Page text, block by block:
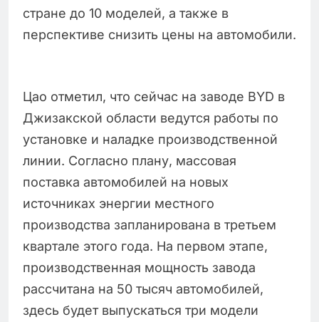
стране до 10 моделей, а также в
перспективе снизить цены на автомобили.
Цао отметил, что сейчас на заводе BYD в
Джизакской области ведутся работы по
установке и наладке производственной
линии. Согласно плану, массовая
поставка автомобилей на новых
источниках энергии местного
производства запланирована в третьем
квартале этого года. На первом этапе,
производственная мощность завода
рассчитана на 50 тысяч автомобилей,
здесь будет выпускаться три модели